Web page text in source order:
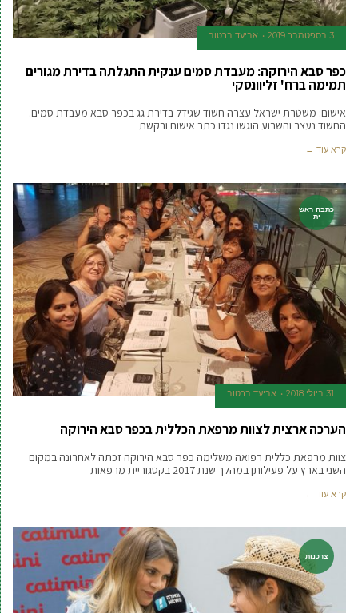
3 בספטמבר 2019 אביעד ברטוב
כפר סבא הירוקה: מעבדת סמים ענקית התגלתה בדירת מגורים
תמימה ברח' זליוונסקי
אישום: משטרת ישראל עצרה חשוד שגידל בדירת גג בכפר סבא מעבדת סמים.
החשוד נעצר והשבוע הוגשו נגדו כתב אישום ובקשת
קרא עוד ←
כתבה ראש
ית
31 ביולי 2018 אביעד ברטוב
הערכה ארצית לצוות מרפאת הכללית בכפר סבא הירוקה
צוות מרפאת כללית רפואה משלימה כפר סבא הירוקה זכתה לאחרונה במקום
השני בארץ על פעילותן במהלך שנת 2017 בקטגוריית מרפאות
קרא עוד ←
צרכנות